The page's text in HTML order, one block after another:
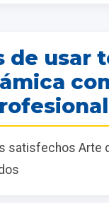
de usar
satisfechos Arte